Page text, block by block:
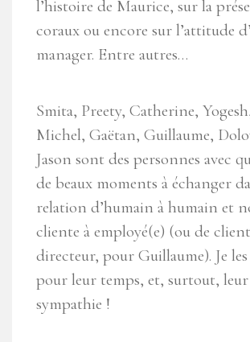
l’histoire de Maurice, sur la
coraux ou encore sur l’attitude
manager. Entre autres…
Smita, Preety, Catherine,
Michel, Gaëtan, Guillaume,
Jason sont des personnes avec
de beaux moments à échanger
relation d’humain à humain et
cliente à employé(e) (ou de
directeur, pour Guillaume). Je
pour leur temps, et, surtout, leur
sympathie !